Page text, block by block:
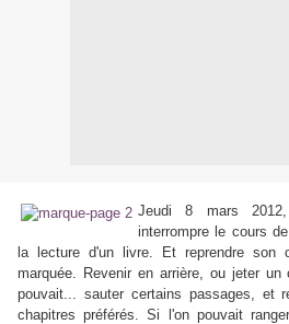
Jeudi 8 mars
interrompre le cours
la lecture d'un livre. Et reprendre
marquée. Revenir en arrière, ou jeter
pouvait... sauter certains passages, et
chapitres préférés. Si l'on pouvait